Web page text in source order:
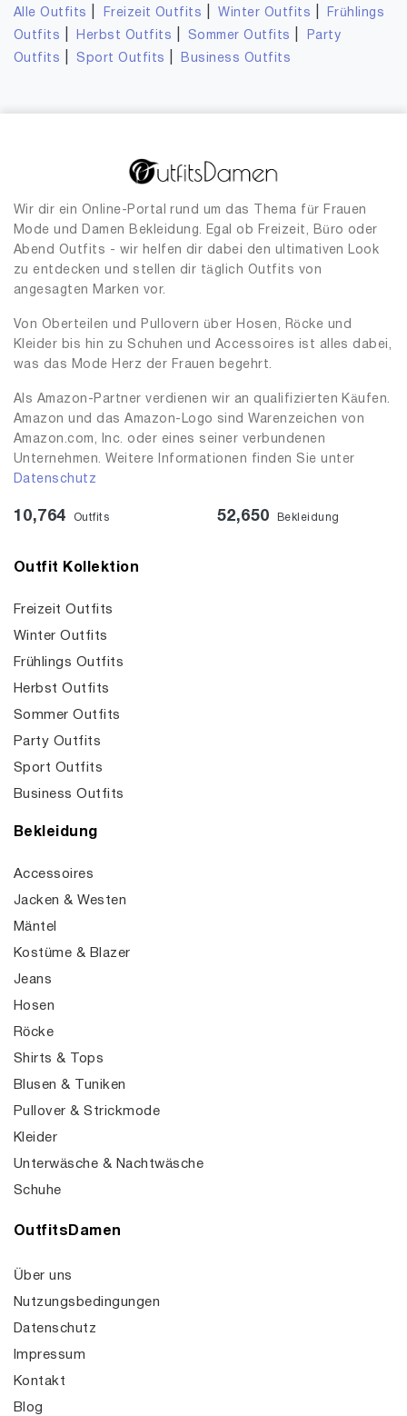
Alle Outfits Freizeit Outfits |Winter Outfits
Frühlings
Outfits
Herbst Outfits Sommer Outfits
Party
Outfits
Sport Outfits Business Outfits
Wir dir ein Online-Portal rund um das Thema für Frauen
Mode und Damen Bekleidung. Egal ob Freizeit, Büro oder
Abend Outfits - wir helfen dir dabei den ultimativen Look
zu entdecken und stellen dir täglich Outfits von
angesagten Marken vor.
Von Oberteilen und Pullovern über Hosen, Röcke und
Kleider bis hin zu Schuhen und Accessoires ist alles dabei,
was das Mode Herz der Frauen begehrt.
Als Amazon-Partner verdienen wir an qualifizierten Käufen.
Amazon und das Amazon-Logo sind Warenzeichen von
Amazon.com, Inc. oder eines seiner verbundenen
Unternehmen. Weitere Informationen finden Sie unter
Datenschutz
10,764 Outfits 52,650 Bekleidung
Outfit Kollektion
Freizeit Outfits
Winter Outfits
Frühlings Outfits
Herbst Outfits
Sommer Outfits
Party Outfits
Sport Outfits
Business Outfits
Bekleidung
Accessoires
Jacken & Westen
Mäntel
Kostüme & Blazer
Jeans
Hosen
Röcke
Shirts & Tops
Blusen & Tuniken
Pullover & Strickmode
Kleider
Unterwäsche & Nachtwäsche
Schuhe
OutfitsDamen
Über uns
Nutzungsbedingungen
Datenschutz
Impressum
Kontakt
Blog